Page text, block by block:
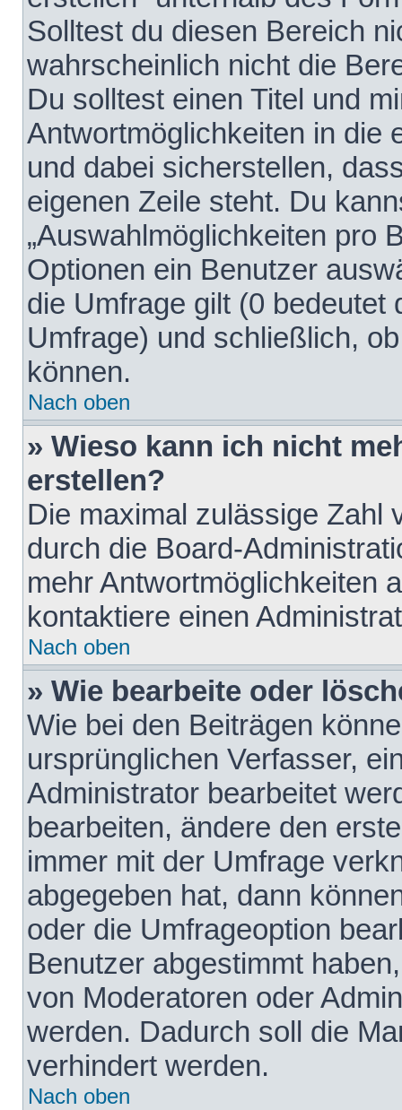
Solltest du diesen Bereich
wahrscheinlich nicht die
Du solltest einen Titel und
Antwortmöglichkeiten in die
und dabei sicherstellen,
eigenen Zeile steht. Du
„Auswahlmöglichkeiten pro
Optionen ein Benutzer
die Umfrage gilt (0 bedeutet
Umfrage) und schließlich,
können.
Nach oben
» Wieso kann ich nicht
erstellen?
Die maximal zulässige Zahl
durch die Board-
mehr Antwortmöglichkeiten
kontaktiere einen
Nach oben
» Wie bearbeite oder
Wie bei den Beiträgen
ursprünglichen Verfasser,
Administrator bearbeitet
bearbeiten, ändere den
immer mit der Umfrage
abgegeben hat, dann
oder die Umfrageoption
Benutzer abgestimmt
von Moderatoren oder
werden. Dadurch soll die
verhindert werden.
Nach oben